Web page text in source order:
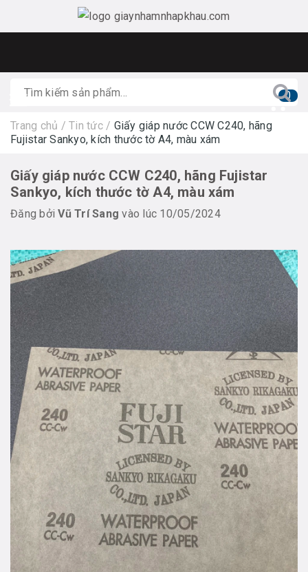
0
Trang chủ / Tin tức / Giấy giáp nước CCW C240, hãng
Fujistar Sankyo, kích thước tờ A4, màu xám
Giấy giáp nước CCW C240, hãng Fujistar
Sankyo, kích thước tờ A4, màu xám
Đăng bởiVũ Trí Sang vào lúc 10/05/2024